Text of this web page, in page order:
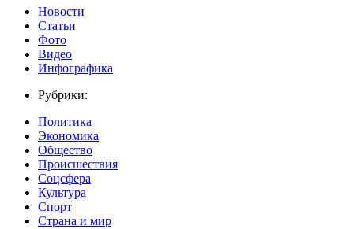
Новости
Статьи
Фото
Видео
Инфографика
Рубрики:
Политика
Экономика
Общество
Происшествия
Соцсфера
Культура
Спорт
Страна и мир